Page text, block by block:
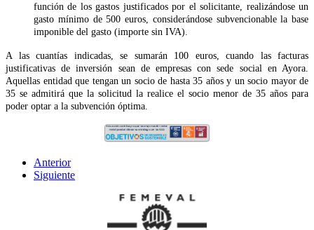
función de los gastos justificados por el solicitante, realizándose un
gasto mínimo de 500 euros, considerándose subvencionable la base
imponible del gasto (importe sin IVA).
A las cuantías indicadas, se sumarán 100 euros, cuando las facturas
justificativas de inversión sean de empresas con sede social en Ayora.
Aquellas entidad que tengan un socio de hasta 35 años y un socio mayor de
35 se admitirá que la solicitud la realice el socio menor de 35 años para
poder optar a la subvención óptima.
Anterior
Siguiente